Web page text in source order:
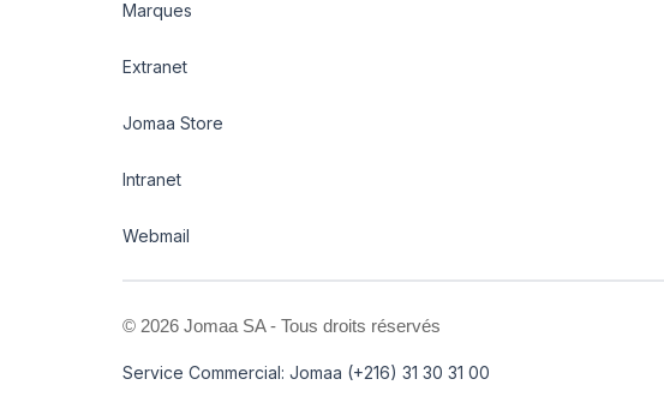
Marques
Extranet
Jomaa Store
Intranet
Webmail
© 2026 Jomaa SA - Tous droits réservés
Service Commercial: Jomaa (+216) 31 30 31 00